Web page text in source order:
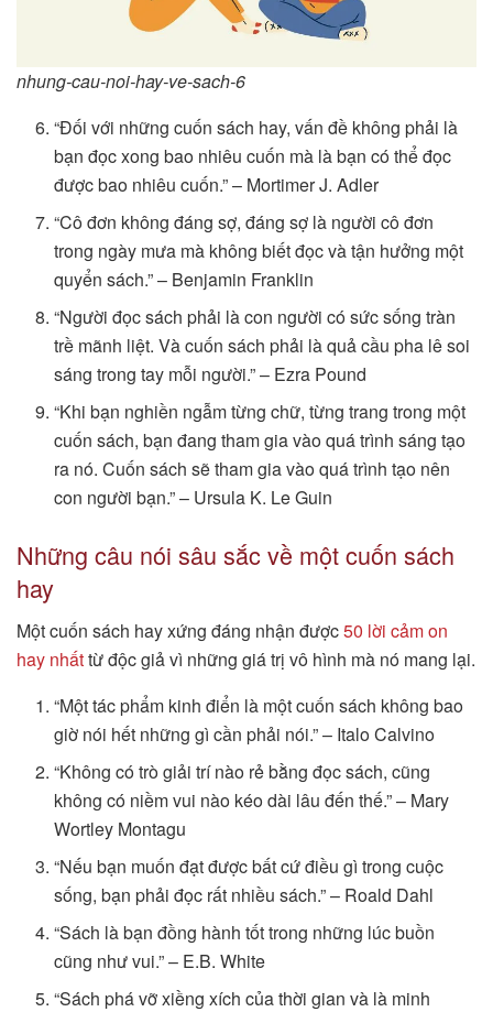
nhung-cau-noi-hay-ve-sach-6
“Đối với những cuốn sách hay, vấn đề không phải là
bạn đọc xong bao nhiêu cuốn mà là bạn có thể đọc
được bao nhiêu cuốn.” – Mortimer J. Adler
“Cô đơn không đáng sợ, đáng sợ là người cô đơn
trong ngày mưa mà không biết đọc và tận hưởng một
quyển sách.” – Benjamin Franklin
“Người đọc sách phải là con người có sức sống tràn
trề mãnh liệt. Và cuốn sách phải là quả cầu pha lê soi
sáng trong tay mỗi người.” – Ezra Pound
“Khi bạn nghiền ngẫm từng chữ, từng trang trong một
cuốn sách, bạn đang tham gia vào quá trình sáng tạo
ra nó. Cuốn sách sẽ tham gia vào quá trình tạo nên
con người bạn.” – Ursula K. Le Guin
Những câu nói sâu sắc về một cuốn sách
hay
Một cuốn sách hay xứng đáng nhận được50 lời cảm on
hay nhấttừ độc giả vì những giá trị vô hình mà nó mang lại.
“Một tác phẩm kinh điển là một cuốn sách không bao
giờ nói hết những gì cần phải nói.” – Italo Calvino
“Không có trò giải trí nào rẻ bằng đọc sách, cũng
không có niềm vui nào kéo dài lâu đến thế.” – Mary
Wortley Montagu
“Nếu bạn muốn đạt được bất cứ điều gì trong cuộc
sống, bạn phải đọc rất nhiều sách.” – Roald Dahl
“Sách là bạn đồng hành tốt trong những lúc buồn
cũng như vui.” – E.B. White
“Sách phá vỡ xiềng xích của thời gian và là minh